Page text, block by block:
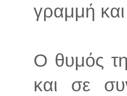
γραμμή
Ο θυμός
και σε